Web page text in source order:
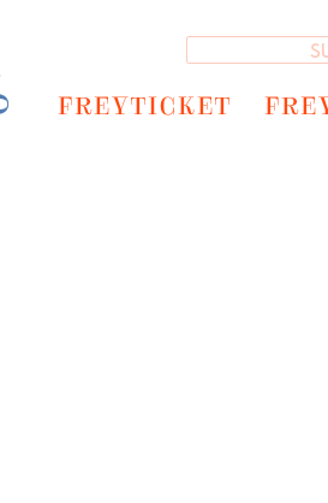
FREYTICKET